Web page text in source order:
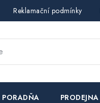
Reklamační podmínky
PORADŇA PRODEJNA